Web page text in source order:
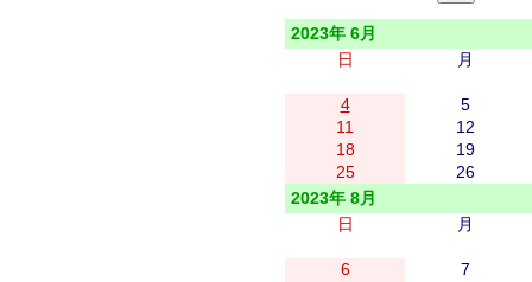
2023年 6月
日
月
4
5
11
12
18
19
25
26
2023年 8月
日
月
6
7